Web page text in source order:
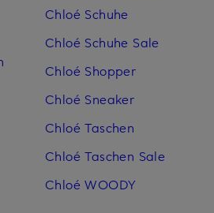
Chloé Schuhe
Chloé Schuhe Sale
Chloé Shopper
Chloé Sneaker
Chloé Taschen
Chloé Taschen Sale
Chloé WOODY